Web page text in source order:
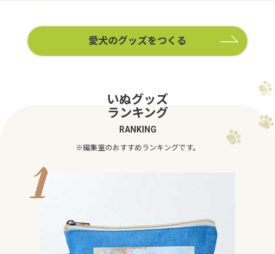
愛犬のグッズをつくる
いぬグッズ
ランキング
RANKING
※編集室のおすすめランキングです。